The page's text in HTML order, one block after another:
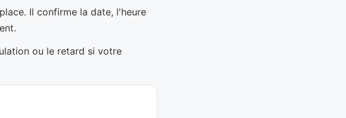
Il confirme la date, l'heure
ou le retard si votre